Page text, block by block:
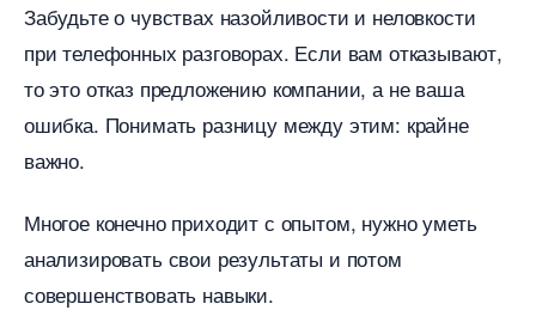
Забудьте о чувствах назойливости и неловкости
при телефонных разговорах. Если вам отказывают,
то это отказ предложению компании, а не ваша
ошибка. Понимать разницу между этим: крайне
ажно.
Многое конечно приходит с опытом, нужно уметь
анализировать свои результаты и потом
совершенствовать навыки.